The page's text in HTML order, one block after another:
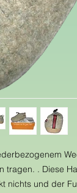
tragen. . Diese
nichts und der